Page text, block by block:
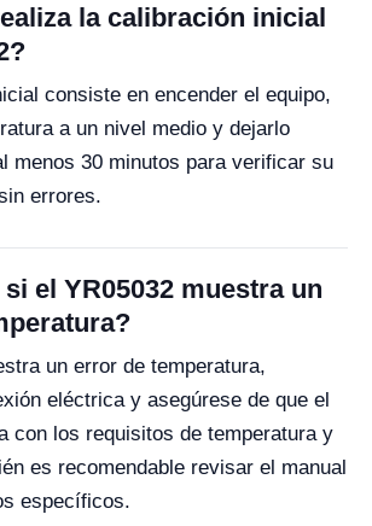
la calibración inicial
consiste en encender el equipo,
a un nivel medio y dejarlo
menos 30 minutos para verificar su
errores.
el YR05032 muestra un
un error de temperatura,
eléctrica y asegúrese de que el
con los requisitos de temperatura y
es recomendable revisar el manual
específicos.